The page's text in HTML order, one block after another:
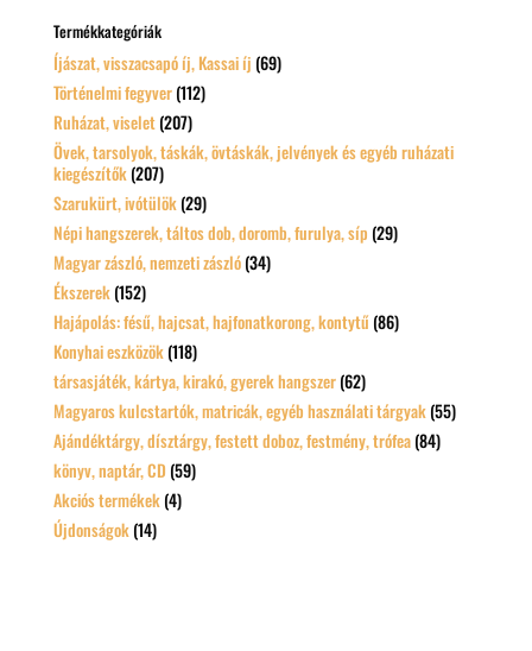
Termékkategóriák
Íjászat, visszacsapó íj, Kassai íj (69)
Történelmi fegyver (112)
Ruházat, viselet (207)
Övek, tarsolyok, táskák, övtáskák, jelvények és egyéb ruházati
kiegészítők (207)
Szarukürt, ivótülök (29)
Népi hangszerek, táltos dob, doromb, furulya, síp (29)
Magyar zászló, nemzeti zászló (34)
Ékszerek (152)
Hajápolás: fésű, hajcsat, hajfonatkorong, kontytű (86)
Konyhai eszközök (118)
társasjáték, kártya, kirakó, gyerek hangszer (62)
Magyaros kulcstartók, matricák, egyéb használati tárgyak (55)
Ajándéktárgy, dísztárgy, festett doboz, festmény, trófea (84)
könyv, naptár, CD (59)
Akciós termékek (4)
Újdonságok (14)